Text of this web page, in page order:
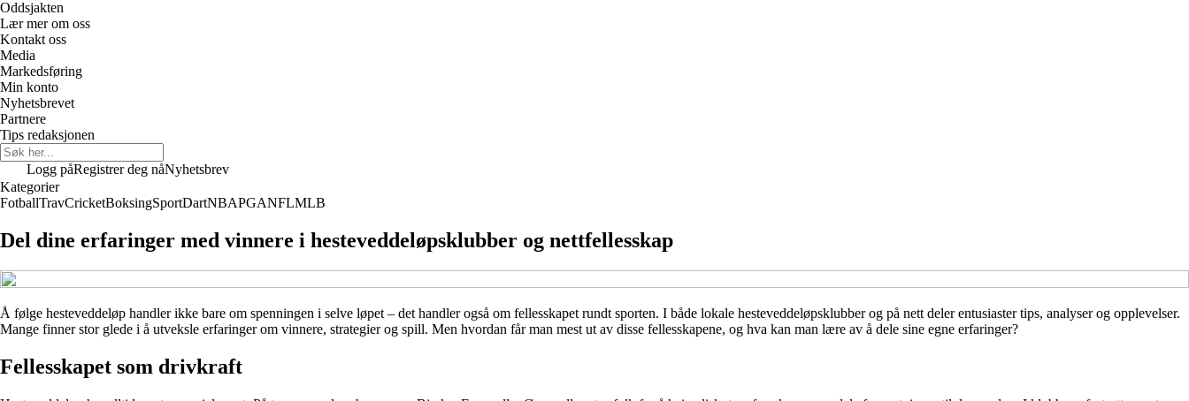
Oddsjakten
Lær mer om oss
Kontakt oss
Media
Markedsføring
Min konto
Nyhetsbrevet
Partnere
Tips redaksjonen
Logg påRegistrer deg nåNyhetsbrev
Kategorier
FotballTravCricketBoksingSportDartNBAPGANFLMLB
Del dine erfaringer med vinnere i hesteveddeløpsklubber og nettfellesskap
Å følge hesteveddeløp handler ikke bare om spenningen i selve løpet – det handler også om fellesskapet rundt sporten. I både lokale hesteveddeløpsklubber og på nett deler entusiaster tips, analyser og opplevelser.
Mange finner stor glede i å utveksle erfaringer om vinnere, strategier og spill. Men hvordan får man mest ut av disse fellesskapene, og hva kan man lære av å dele sine egne erfaringer?
Fellesskapet som drivkraft